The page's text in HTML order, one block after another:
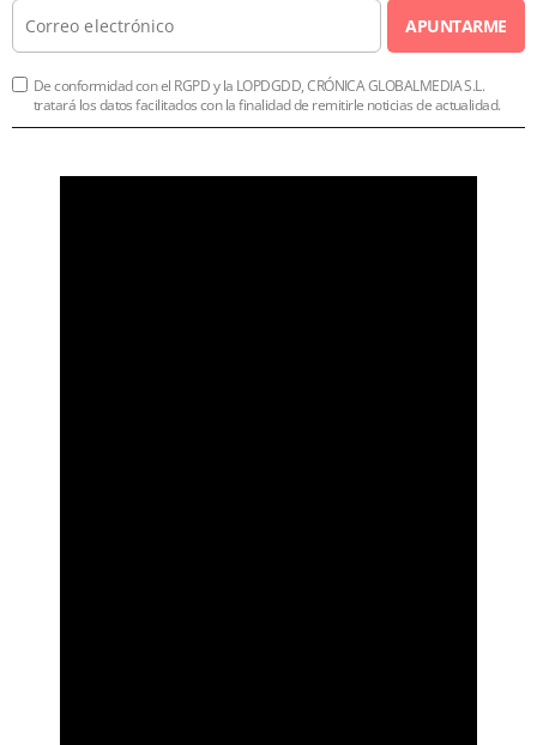
APUNTARME
De conformidad con el RGPD y la LOPDGDD, CRÓNICA GLOBALMEDIA S.L.
tratará los datos facilitados con la finalidad de remitirle noticias de actualidad.